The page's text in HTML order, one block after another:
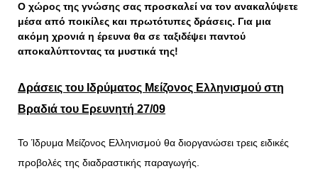
Ο χώρος της γνώσης σας προσκαλεί να τον ανακαλύψετε
μέσα από ποικίλες και πρωτότυπες δράσεις. Για μια
ακόμη χρονιά η έρευνα θα σε ταξιδέψει παντού
αποκαλύπτοντας τα μυστικά της!
Δράσεις του Ιδρύματος Μείζονος Ελληνισμού στη
Βραδιά του Ερευνητή 27/09
Το Ίδρυμα Μείζονος Ελληνισμού θα διοργανώσει τρεις ειδικές
προβολές της διαδραστικής παραγωγής.